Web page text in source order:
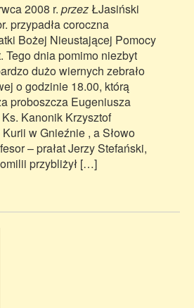
2008 r. przez ŁJasiński
przypadła coroczna
Bożej Nieustającej Pomocy
Tego dnia pomimo niezbyt
dużo wiernych zebrało
o godzinie 18.00, którą
proboszcza Eugeniusza
Kanonik Krzysztof
w Gnieźnie , a Słowo
– prałat Jerzy Stefański,
przybliżył […]